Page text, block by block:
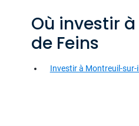
Où investir
de Feins
Investir à Montreuil-sur-